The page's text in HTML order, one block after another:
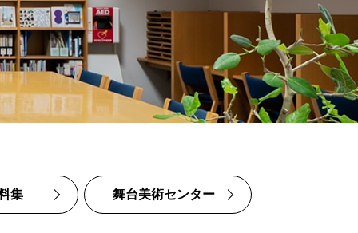
主催公演一覧
も・学生向けの
芸術鑑賞
記録データベース
ラができるまで
リアム・テル』の軌跡～
エができるまで
劇場バレエ団『くるみ割り人形』～
アフリー情報
ービス
影のお申し込み
賛助会員になる ご協賛について
理念
集 舞台美術センター